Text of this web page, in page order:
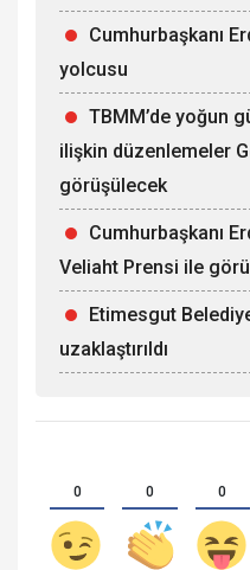
Cumhurbaşkanı
yolcusu
TBMM’de yoğun
ilişkin düzenlemeler
görüşülecek
Cumhurbaşkanı
Veliaht Prensi ile
Etimesgut
uzaklaştırıldı
0 0 0